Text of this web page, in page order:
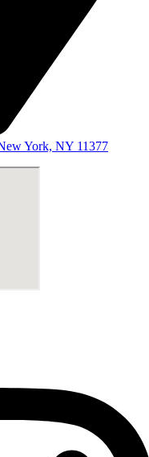
York, NY 11377